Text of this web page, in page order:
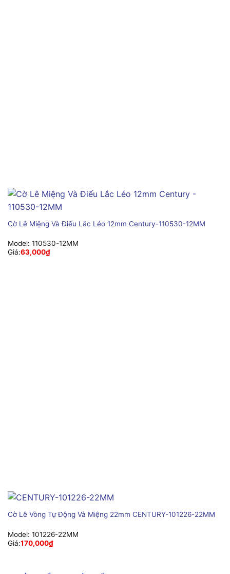
Cờ Lê Miệng Và Điếu Lắc Léo 12mm Century-110530-12MM
Model: 110530-12MM
Giá:63,000₫
Cờ Lê Vòng Tự Động Và Miệng 22mm CENTURY-101226-22MM
Model: 101226-22MM
Giá:170,000₫